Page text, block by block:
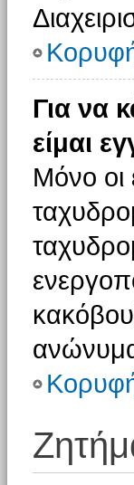
Για να
είμαι
Μόνο οι